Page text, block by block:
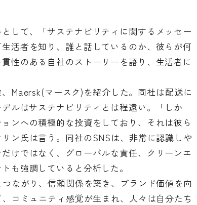
して、「サステナビリティに関するメッセー
活者を知り、誰と話しているのか、彼らが何
性のある自社のストーリーを語り、生活者に
Maersk(マースク)を紹介した。同社は配送に
ルはサステナビリティとは程遠い。「しか
ンへの積極的な投資をしており、それは彼ら
ン氏は言う。同社のSNSは、非常に認識しや
けではなく、グローバルな責任、クリーンエ
も強調していると分析した。
ながり、信頼関係を築き、ブランド価値を向
コミュニティ感覚が生まれ、人々は自分たち